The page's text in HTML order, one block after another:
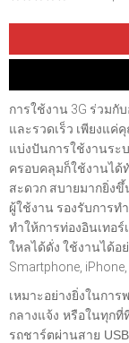
การใช้งาน 3G ร่วมกั
และรวดเร็ว เพียงแ
แบ่งปันการใช้งานร
ครอบคลุมก็ใช้งานได้
สะดวก สบายมากยิ่ง
ผู้ใช้งาน รองรับการท
ทำให้การท่องอินเทอ
ใหลได้ดั่ง ใช้งานได้อ
Smartphone,
เหมาะอย่างยิ่งในการ
กลางแจ้ง หรือในทุก
รถชาร์ตผ่านสาย